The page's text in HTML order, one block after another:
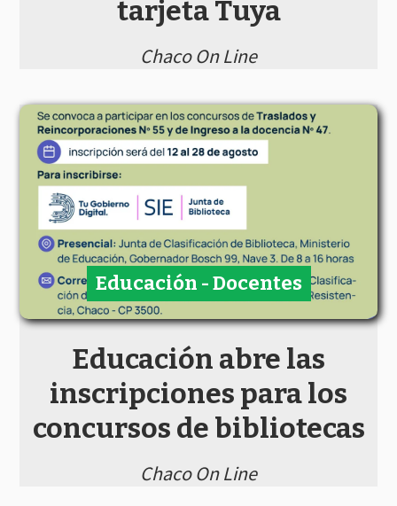
tarjeta Tuya
Chaco On Line
Educación abre las
inscripciones para los
concursos de bibliotecas
Chaco On Line
Educación - Docentes